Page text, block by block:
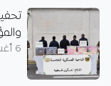
6 أغسطس 2026